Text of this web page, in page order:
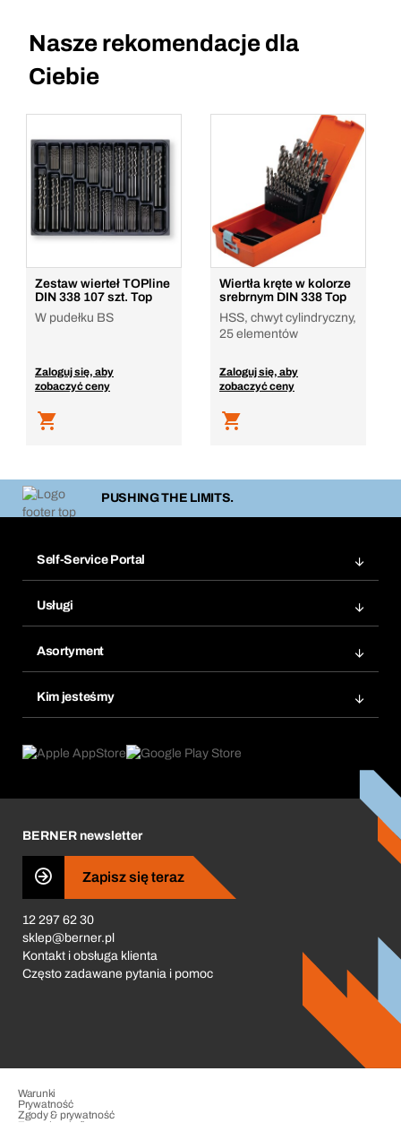
Nasze rekomendacje dla
Ciebie
Zestaw wierteł TOPline
DIN 338 107 szt. Top
W pudełku BS
Zaloguj się, aby
zobaczyć ceny
Wiertła kręte w kolorze
srebrnym DIN 338 Top
HSS, chwyt cylindryczny,
25 elementów
Zaloguj się, aby
zobaczyć ceny
PUSHING THE LIMITS.
Self-Service Portal
Ponowne zamówienie
Zamówienia cykliczne
Najczęściej zadawane pytania
Usługi
Chemiczna baza danych
eProcurement
Doradca produktowy
Asortyment
Kim jesteśmy
Co nas napędza
Business Conduct
BERNER newsletter
Zapisz się teraz
12 297 62 30
sklep@berner.pl
Kontakt i obsługa klienta
Często zadawane pytania i pomoc
Warunki
Prywatność
Zgody & prywatność